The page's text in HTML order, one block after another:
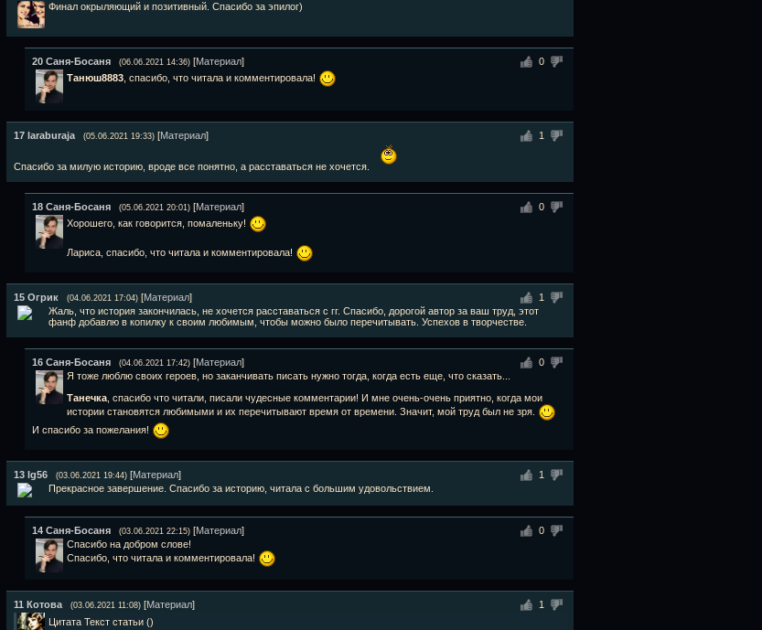
Финал окрыляющий и позитивный. Спасибо за эпилог)
0
20 Саня-Босаня (06.06.2021 14:36) [Материал]
Танюш8883 , спасибо, что читала и комментировала!
1
17 laraburaja (05.06.2021 19:33) [Материал]
Спасибо за милую историю, вроде все понятно, а расставаться не хочется.
0
18 Саня-Босаня (05.06.2021 20:01) [Материал]
Хорошего, как говорится, помаленьку!
Лариса, спасибо, что читала и комментировала!
1
15 Огрик (04.06.2021 17:04) [Материал]
Жаль, что история закончилась, не хочется расставаться с гг. Спасибо, дорогой автор за ваш труд, этот
фанф добавлю в копилку к своим любимым, чтобы можно было перечитывать. Успехов в творчестве.
0
16 Саня-Босаня (04.06.2021 17:42) [Материал]
Я тоже люблю своих героев, но заканчивать писать нужно тогда, когда есть еще, что сказать...
Танечка , спасибо что читали, писали чудесные комментарии! И мне очень-очень приятно, когда мои
истории становятся любимыми и их перечитывают время от времени. Значит, мой труд был не зря.
И спасибо за пожелания!
1
13 Ig56 (03.06.2021 19:44) [Материал]
Прекрасное завершение. Спасибо за историю, читала с большим удовольствием.
0
14 Саня-Босаня (03.06.2021 22:15) [Материал]
Спасибо на добром слове!
Спасибо, что читала и комментировала!
1
11 Котова (03.06.2021 11:08) [Материал]
Цитата Текст статьи ()